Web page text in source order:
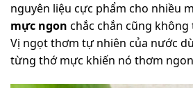
nguyên liệu cực phẩm cho nhiều
mực ngon chắc chắn cũng
Vị ngọt thơm tự nhiên của nước
từng thớ mực khiến nó thơm